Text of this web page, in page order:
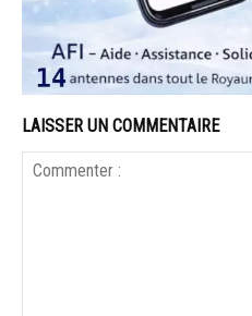
LAISSER UN COMMENTAIRE